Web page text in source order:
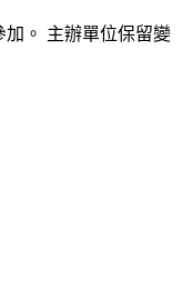
。 主辦單位保留變